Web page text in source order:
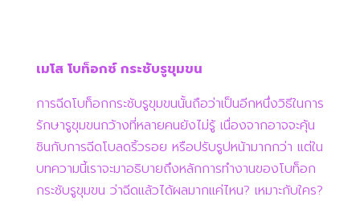
เมโส โบท็อกซ์ กระชับรูขุมขน
การฉีดโบท็อกกระชับรูขุมขนนั้นถือว่าเป็นอีกหนึ่งวิธีในการ
รักษารูขุมขนกว้างที่หลายคนยังไม่รู้ เนื่องจากอาจจะคุ้น
ชินกับการฉีดโบลดริ้วรอย หรือปรับรูปหน้ามากกว่า แต่ใน
บทความนี้เราจะมาอธิบายถึงหลักการทำงานของโบท็อก
กระชับรูขุมขน ว่าฉีดแล้วได้ผลมากแค่ไหน? เหมาะกับใคร?